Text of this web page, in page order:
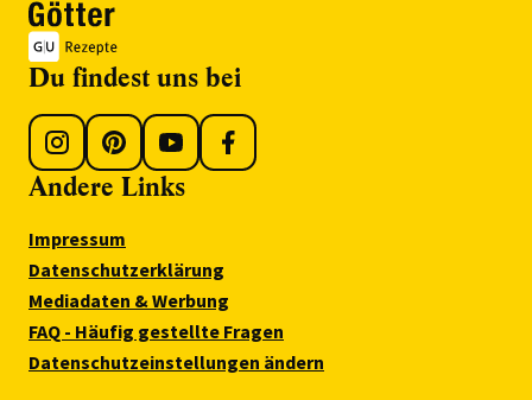
Du findest uns bei
Andere Links
Impressum
Datenschutzerklärung
Mediadaten & Werbung
FAQ - Häufig gestellte Fragen
Datenschutzeinstellungen ändern